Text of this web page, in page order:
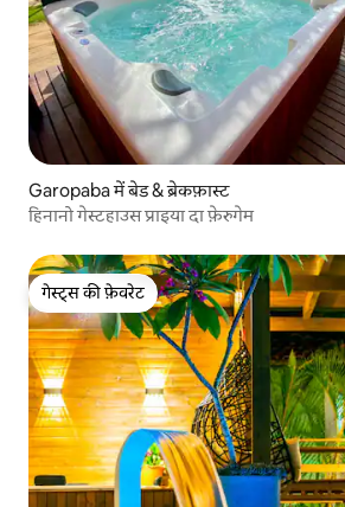
Garopaba में बेड & ब्रेकफ़ास्ट
हिनानो गेस्टहाउस प्राइया दा फ़ेरुगेम
गेस्ट्स की फ़ेवरेट
गेस्ट्स की फ़ेवरेट